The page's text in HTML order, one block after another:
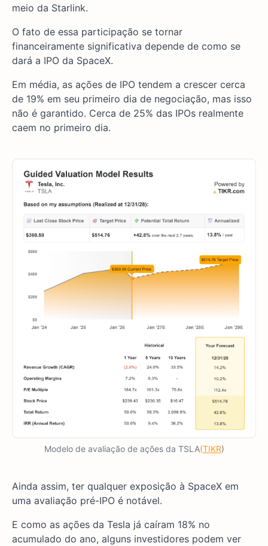
meio da Starlink.
O fato de essa participação se tornar
financeiramente significativa depende de como se
dará a IPO da SpaceX.
Em média, as ações de IPO tendem a crescer cerca
de 19% em seu primeiro dia de negociação, mas isso
não é garantido. Cerca de 25% das IPOs realmente
caem no primeiro dia.
Modelo de avaliação de ações da TSLA(TIKR)
Ainda assim, ter qualquer exposição à SpaceX em
uma avaliação pré-IPO é notável.
E como as ações da Tesla já caíram 18% no
acumulado do ano, alguns investidores podem ver